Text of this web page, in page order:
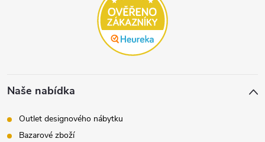
Naše nabídka
Outlet designového nábytku
Bazarové zboží